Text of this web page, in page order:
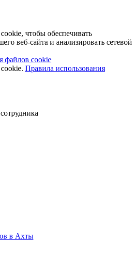
чтобы обеспечивать
веб-сайта и анализировать сетевой
файлов cookie
Правила использования
в Ахты